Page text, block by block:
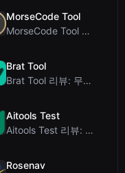
MorseCode Tool
MorseCode Tool 리뷰: 오디오 및 조명을 갖춘 무료 온라인 텍스트-모스 부호 변...
Brat Tool
Brat Tool 리뷰: 무료 Charli XCX 스타일 Brat 텍스트 생성기
Aitools Test
Aitools Test 리뷰: 무료 브라우저 기반 AI 탐지기, 토큰 카운터 및 비용 추정...
Rosenav